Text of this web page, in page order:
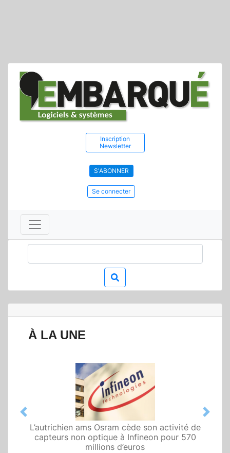
Inscription
Newsletter
S'ABONNER
Se connecter
À LA UNE
L’autrichien ams Osram cède son activité de
capteurs non optique à Infineon pour 570
millions d’euros
Qualcomm met en avant une architecture
fondée sur l’IA physique au service de robots
domestiques et humanoïdes
Previous Next